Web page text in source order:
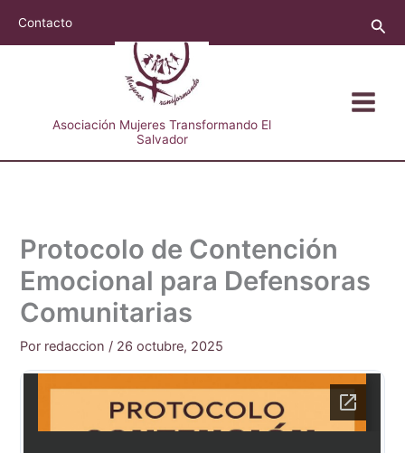
Contacto
Asociación Mujeres Transformando El
Salvador
Protocolo de Contención
Emocional para Defensoras
Comunitarias
Por redaccion / 26 octubre, 2025